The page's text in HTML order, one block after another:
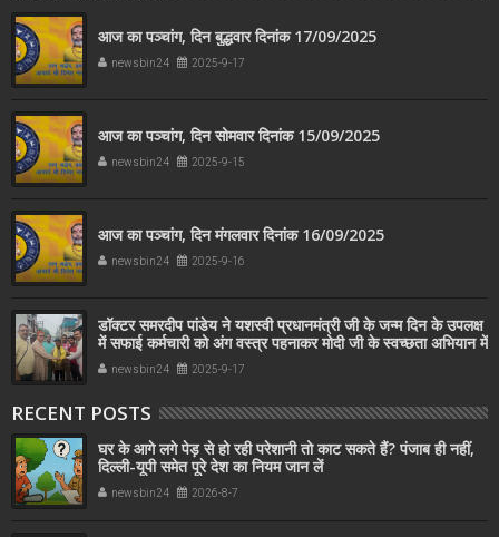
आज का पञ्चांग, दिन बुद्धवार दिनांक 17/09/2025
newsbin24 2025-9-17
आज का पञ्चांग, दिन सोमवार दिनांक 15/09/2025
newsbin24 2025-9-15
आज का पञ्चांग, दिन मंगलवार दिनांक 16/09/2025
newsbin24 2025-9-16
डॉक्टर समरदीप पांडेय ने यशस्वी प्रधानमंत्री जी के जन्म दिन के उपलक्ष
में सफाई कर्मचारी को अंग वस्त्र पहनाकर मोदी जी के स्वच्छता अभियान में
सहयोग किया
newsbin24 2025-9-17
RECENT POSTS
घर के आगे लगे पेड़ से हो रही परेशानी तो काट सकते हैं? पंजाब ही नहीं,
दिल्‍ली-यूपी समेत पूरे देश का नियम जान लें
newsbin24 2026-8-7